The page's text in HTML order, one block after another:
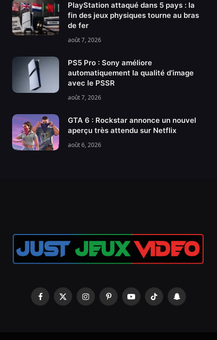
PlayStation attaqué dans 5 pays : la
fin des jeux physiques tourne au bras
de fer
août 7, 2026
PS5 Pro : Sony améliore
automatiquement la qualité d’image
avec le PSSR
août 7, 2026
GTA 6 : Rockstar annonce un nouvel
aperçu très attendu sur Netflix
août 6, 2026
Facebook
X
InstagramPinterestYouTubeTikTok Snapchat